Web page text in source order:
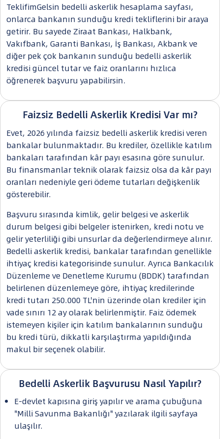
TeklifimGelsin bedelli askerlik hesaplama sayfası,
onlarca bankanın sunduğu kredi tekliflerini bir araya
getirir. Bu sayede Ziraat Bankası, Halkbank,
Vakıfbank, Garanti Bankası, İş Bankası, Akbank ve
diğer pek çok bankanın sunduğu bedelli askerlik
kredisi güncel tutar ve faiz oranlarını hızlıca
öğrenerek başvuru yapabilirsin.
Faizsiz Bedelli Askerlik Kredisi Var mı?
Evet, 2026 yılında faizsiz bedelli askerlik kredisi veren
bankalar bulunmaktadır. Bu krediler, özellikle katılım
bankaları tarafından kâr payı esasına göre sunulur.
Bu finansmanlar teknik olarak faizsiz olsa da kâr payı
oranları nedeniyle geri ödeme tutarları değişkenlik
gösterebilir.
Başvuru sırasında kimlik, gelir belgesi ve askerlik
durum belgesi gibi belgeler istenirken, kredi notu ve
gelir yeterliliği gibi unsurlar da değerlendirmeye alınır.
Bedelli askerlik kredisi, bankalar tarafından genellikle
ihtiyaç kredisi kategorisinde sunulur. Ayrıca Bankacılık
Düzenleme ve Denetleme Kurumu (BDDK) tarafından
belirlenen düzenlemeye göre, ihtiyaç kredilerinde
kredi tutarı 250.000 TL'nin üzerinde olan krediler için
vade sınırı 12 ay olarak belirlenmiştir. Faiz ödemek
istemeyen kişiler için katılım bankalarının sunduğu
bu kredi türü, dikkatli karşılaştırma yapıldığında
makul bir seçenek olabilir.
Bedelli Askerlik Başvurusu Nasıl Yapılır?
E-devlet kapısına giriş yapılır ve arama çubuğuna
"Milli Savunma Bakanlığı" yazılarak ilgili sayfaya
ulaşılır.